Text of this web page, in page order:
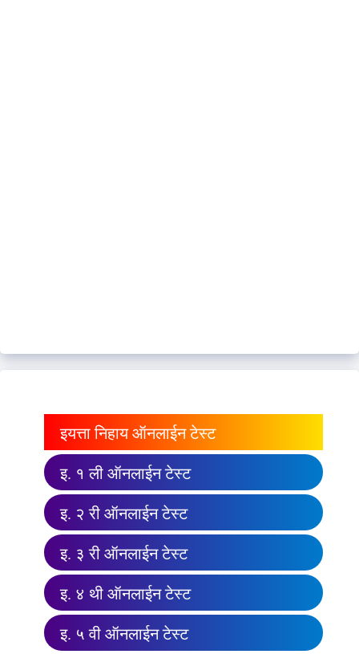
इयत्ता निहाय ऑनलाईन टेस्ट
इ. १ ली ऑनलाईन टेस्ट
इ. २ री ऑनलाईन टेस्ट
इ. ३ री ऑनलाईन टेस्ट
इ. ४ थी ऑनलाईन टेस्ट
इ. ५ वी ऑनलाईन टेस्ट